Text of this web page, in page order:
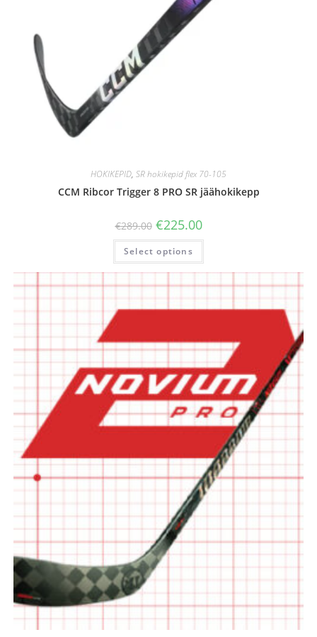
HOKIKEPID, SR hokikepid flex 70-105
CCM Ribcor Trigger 8 PRO SR jäähokikepp
€289.00 €225.00
Select options